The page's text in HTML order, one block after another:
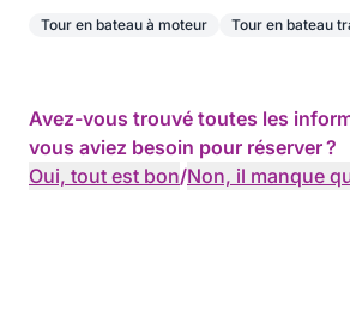
Tour en bateau à moteur Tour en bateau
Avez-vous trouvé toutes les
vous aviez besoin pour réserver ?
Oui, tout est bon/Non, il manque